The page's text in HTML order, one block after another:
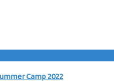
Camp 2022